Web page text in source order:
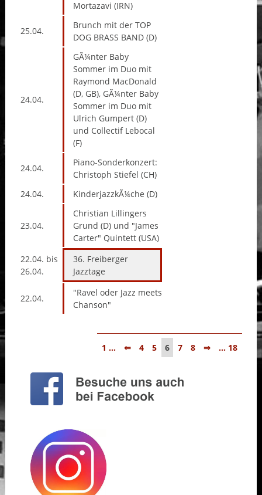
Mortazavi (IRN)
25.04.
Brunch mit der TOP
DOG BRASS BAND (D)
24.04.
GÃ¼nter Baby
Sommer im Duo mit
Raymond MacDonald
(D, GB), GÃ¼nter Baby
Sommer im Duo mit
Ulrich Gumpert (D)
und Collectif Lebocal
(F)
24.04.
Piano-Sonderkonzert:
Christoph Stiefel (CH)
24.04.
KinderjazzkÃ¼che (D)
23.04.
Christian Lillingers
Grund (D) und "James
Carter" Quintett (USA)
22.04. bis
26.04.
36. Freiberger
Jazztage
22.04.
"Ravel oder Jazz meets
Chanson"
1 ... ⇐ 4 5 6 7 8 ⇒ ... 18